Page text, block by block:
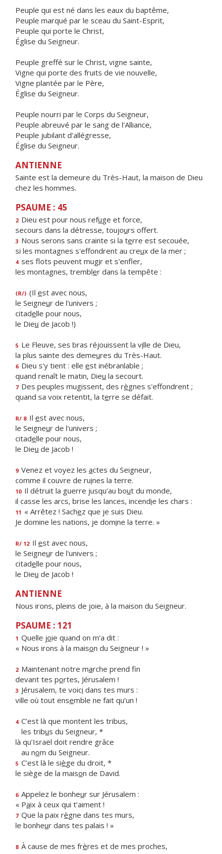
Peuple qui est né dans les eaux du baptême,
Peuple marqué par le sceau du Saint-Esprit,
Peuple qui porte le Christ,
Église du Seigneur.
Peuple greffé sur le Christ, vigne sainte,
Vigne qui porte des fruits de vie nouvelle,
Vigne plantée par le Père,
Église du Seigneur.
Peuple nourri par le Corps du Seigneur,
Peuple abreuvé par le sang de l'Alliance,
Peuple jubilant d'allégresse,
Église du Seigneur.
ANTIENNE
Sainte est la demeure du Très-Haut, la maison de Dieu
chez les hommes.
PSAUME : 45
2 Dieu est pour nous refuge et force,
secours dans la détresse, toujours offert.
3 Nous serons sans crainte si la terre est secouée,
si les montagnes s'effondrent au creux de la mer ;
4 ses flots peuvent mugir et s'enfler,
les montagnes, trembler dans la tempête :
(R/) (Il est avec nous,
le Seigneur de l'univers ;
citadelle pour nous,
le Dieu de Jacob !)
5 Le Fleuve, ses bras réjouissent la ville de Dieu,
la plus sainte des demeures du Très-Haut.
6 Dieu s'y tient : elle est inébranlable ;
quand renaît le matin, Dieu la secourt.
7 Des peuples mugissent, des règnes s'effondrent ;
quand sa voix retentit, la terre se défait.
R/ 8 Il est avec nous,
le Seigneur de l'univers ;
citadelle pour nous,
le Dieu de Jacob !
9 Venez et voyez les actes du Seigneur,
comme il couvre de ruines la terre.
10 Il détruit la guerre jusqu'au bout du monde,
il casse les arcs, brise les lances, incendie les chars :
11 « Arrêtez ! Sachez que je suis Dieu.
Je domine les nations, je domine la terre. »
R/ 12 Il est avec nous,
le Seigneur de l'univers ;
citadelle pour nous,
le Dieu de Jacob !
ANTIENNE
Nous irons, pleins de joie, à la maison du Seigneur.
PSAUME : 121
1 Quelle joie quand on m’a dit :
« Nous irons à la maison du Seigneur ! »
2 Maintenant notre marche prend fin
devant tes portes, Jérusalem !
3 Jérusalem, te voici dans tes murs :
ville où tout ensemble ne fait qu’un !
4 C’est là que montent les tribus,
les tribus du Seigneur, *
là qu’Israël doit rendre grâce
au nom du Seigneur.
5 C’est là le siège du droit, *
le siège de la maison de David.
6 Appelez le bonheur sur Jérusalem :
« Paix à ceux qui t’aiment !
7 Que la paix règne dans tes murs,
le bonheur dans tes palais ! »
8 À cause de mes frères et de mes proches,